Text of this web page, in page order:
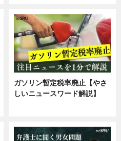
ガソリン暫定税率廃止【やさ
しいニュースワード解説】